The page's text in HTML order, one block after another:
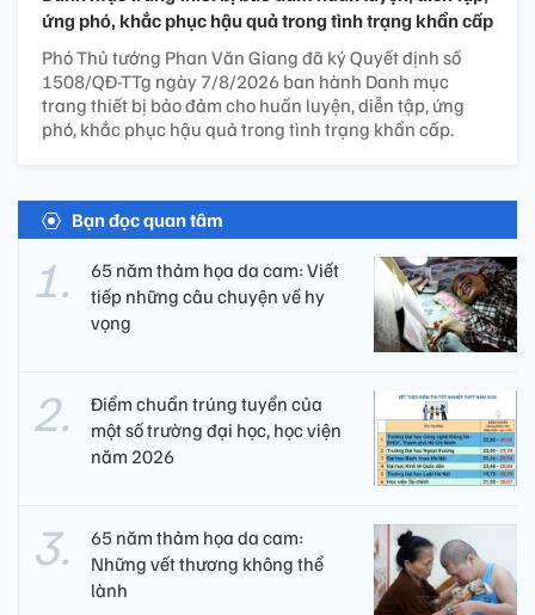
ứng phó, khắc phục hậu quả trong tình trạng khẩn cấp
Phó Thủ tướng Phan Văn Giang đã ký Quyết định số
1508/QĐ-TTg ngày 7/8/2026 ban hành Danh mục
trang thiết bị bảo đảm cho huấn luyện, diễn tập, ứng
phó, khắc phục hậu quả trong tình trạng khẩn cấp.
Bạn đọc quan tâm
65 năm thảm họa da cam: Viết
tiếp những câu chuyện về hy
vọng
Điểm chuẩn trúng tuyển của
một số trường đại học, học viện
năm 2026
65 năm thảm họa da cam:
Những vết thương không thể
lành